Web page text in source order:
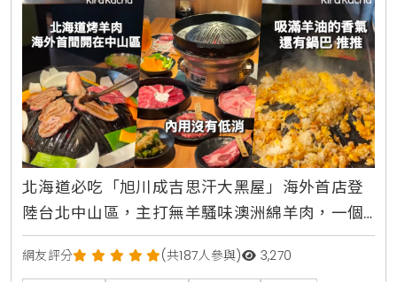
北海道必吃「旭川成吉思汗大黑屋」海外首店登
陸台北中山區，主打無羊騷味澳洲綿羊肉，一個
人也能吃烤肉最低只要260元
網友評分 (共187人參與) 3,270